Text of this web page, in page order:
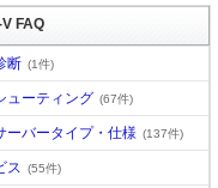
FAQ
断 (1件)
ューティング (67件)
ーバータイプ・仕様 (137件)
ス (55件)